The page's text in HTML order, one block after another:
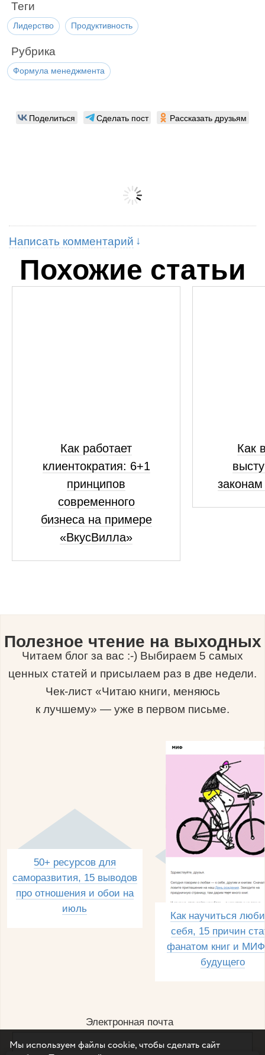
Теги
Лидерство Продуктивность
Рубрика
Формула менеджмента
Поделиться Сделать пост Рассказать друзьям
Написать комментарий
Похожие статьи
Как работает
клиентократия: 6+1
принципов
современного
бизнеса на примере
«ВкусВилла»
Как
Полезное чтение на выходных
Читаем блог за вас :-) Выбираем 5 самых
ценных статей и присылаем раз в две недели.
Чек-лист «Читаю книги, меняюсь
к лучшему» — уже в первом письме.
50+ ресурсов для
саморазвития, 15 выводов
про отношения и обои на
июль
Как научиться
себя, 15 причин
фанатом книг и
будущего
Электронная почта
Мы используем файлы cookie, чтобы сделать сайт